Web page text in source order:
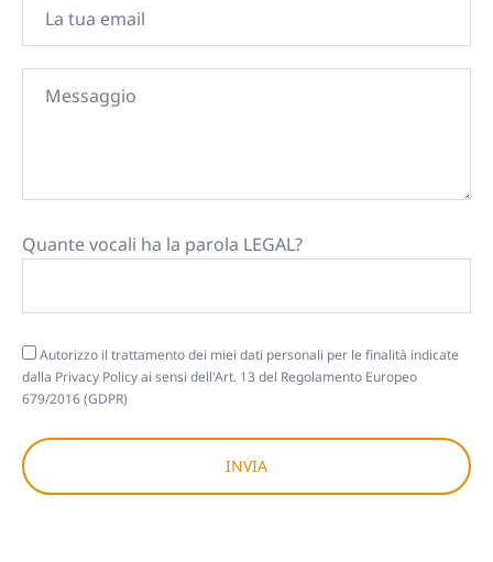
Quante vocali ha la parola LEGAL?
Autorizzo il trattamento dei miei dati personali per le finalità indicate
dalla Privacy Policyai sensi dell'Art. 13 del Regolamento Europeo
679/2016 (GDPR)